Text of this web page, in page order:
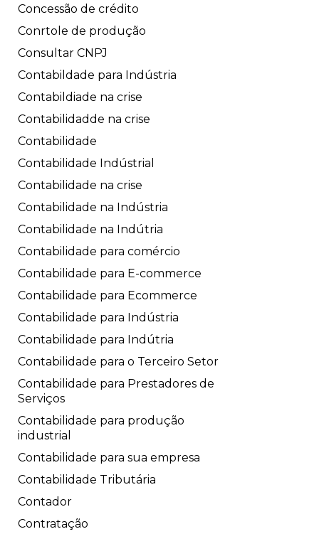
Concessão de crédito
Conrtole de produção
Consultar CNPJ
Contabildade para Indústria
Contabildiade na crise
Contabilidadde na crise
Contabilidade
Contabilidade Indústrial
Contabilidade na crise
Contabilidade na Indústria
Contabilidade na Indútria
Contabilidade para comércio
Contabilidade para E-commerce
Contabilidade para Ecommerce
Contabilidade para Indústria
Contabilidade para Indútria
Contabilidade para o Terceiro Setor
Contabilidade para Prestadores de
Serviços
Contabilidade para produção
industrial
Contabilidade para sua empresa
Contabilidade Tributária
Contador
Contratação